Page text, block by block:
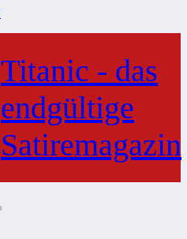
Titanic - das
endgültige
Satiremagazin